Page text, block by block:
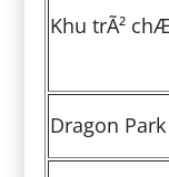
Khu trÃ²
Dragon Park